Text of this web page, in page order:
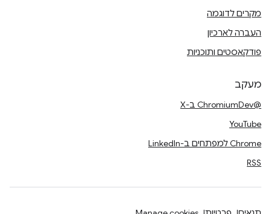
מקרים לדוגמה
העברה לארכיון
פודקאסטים ותוכניות
מעקב
@ChromiumDev ב-X
YouTube
Chrome למפתחים ב-LinkedIn
RSS